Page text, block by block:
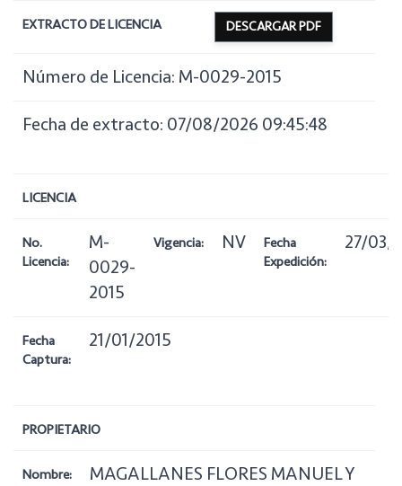
EXTRACTO DE LICENCIA DESCARGAR PDF
Número de Licencia: M-0029-2015
Fecha de extracto: 07/08/2026 09:45:48
LICENCIA
No.
Licencia:
M-
0029-
2015
Vigencia: NV
Fecha
Expedición:
27/03/
Fecha
Captura:
21/01/2015
PROPIETARIO
Nombre:
MAGALLANES FLORES MANUEL Y